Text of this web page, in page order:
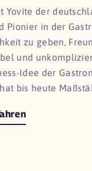
Yovite der
Pionier in der
zu geben,
und
Idee der
bis heute